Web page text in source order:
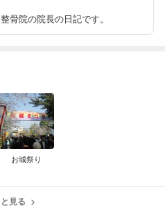
骨院の院長の日記です。
お城祭り
見る